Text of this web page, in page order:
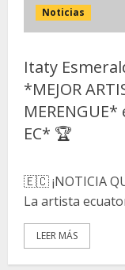
Noticias
Itaty
*MEJOR
EC* 🏆
🇪🇨 ¡NOTICIA
La artista
LEER MÁS